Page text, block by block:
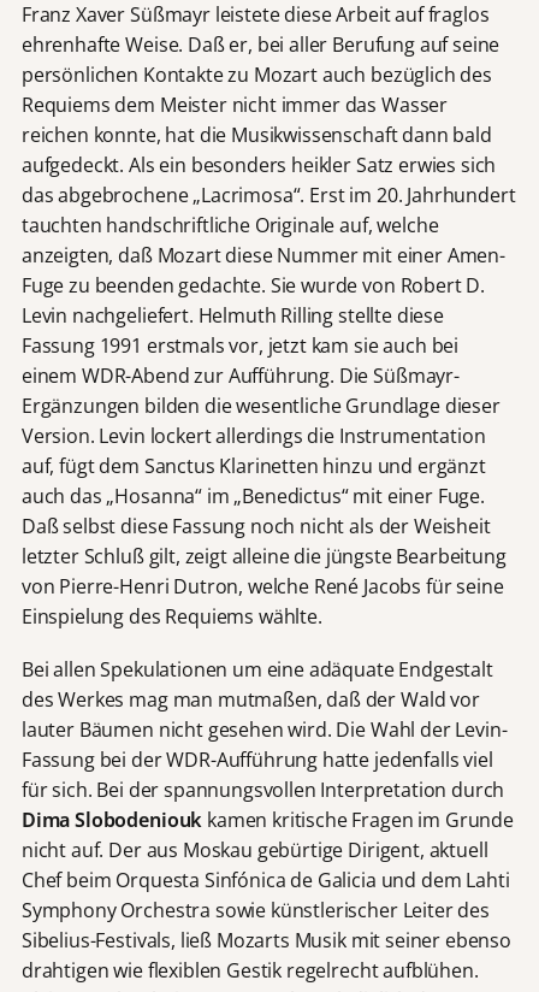
Franz Xaver Süßmayr leistete diese Arbeit auf fraglos
ehrenhafte Weise. Daß er, bei aller Berufung auf seine
persönlichen Kontakte zu Mozart auch bezüglich des
Requiems dem Meister nicht immer das Wasser
reichen konnte, hat die Musikwissenschaft dann bald
aufgedeckt. Als ein besonders heikler Satz erwies sich
das abgebrochene „Lacrimosa“. Erst im 20. Jahrhundert
tauchten handschriftliche Originale auf, welche
anzeigten, daß Mozart diese Nummer mit einer Amen-
Fuge zu beenden gedachte. Sie wurde von Robert D.
Levin nachgeliefert. Helmuth Rilling stellte diese
Fassung 1991 erstmals vor, jetzt kam sie auch bei
einem WDR-Abend zur Aufführung. Die Süßmayr-
Ergänzungen bilden die wesentliche Grundlage dieser
Version. Levin lockert allerdings die Instrumentation
auf, fügt dem Sanctus Klarinetten hinzu und ergänzt
auch das „Hosanna“ im „Benedictus“ mit einer Fuge.
Daß selbst diese Fassung noch nicht als der Weisheit
letzter Schluß gilt, zeigt alleine die jüngste Bearbeitung
von Pierre-Henri Dutron, welche René Jacobs für seine
Einspielung des Requiems wählte.
Bei allen Spekulationen um eine adäquate Endgestalt
des Werkes mag man mutmaßen, daß der Wald vor
lauter Bäumen nicht gesehen wird. Die Wahl der Levin-
Fassung bei der WDR-Aufführung hatte jedenfalls viel
für sich. Bei der spannungsvollen Interpretation durch
Dima Slobodeniouk kamen kritische Fragen im Grunde
nicht auf. Der aus Moskau gebürtige Dirigent, aktuell
Chef beim Orquesta Sinfónica de Galicia und dem Lahti
Symphony Orchestra sowie künstlerischer Leiter des
Sibelius-Festivals, ließ Mozarts Musik mit seiner ebenso
drahtigen wie flexiblen Gestik regelrecht aufblühen.